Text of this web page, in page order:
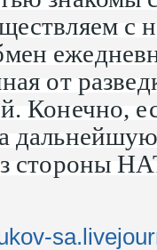
с
от
Конечно,
стороны